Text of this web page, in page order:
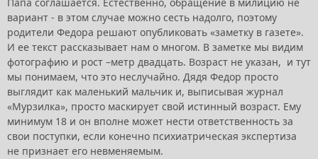
Папа соглашается. Естественно, обращение в милицию не
вариант - в этом случае можно сесть надолго, поэтому
родители Федора решают опубликовать «заметку в газете».
И ее текст рассказывает нам о многом. В заметке мы видим
фотографию и рост –метр двадцать. Возраст не указан, и тут
мы понимаем, что это неслучайно. Дядя Федор просто
выглядит как маленький мальчик и, выписывая журнал
«Мурзилка», просто маскирует свой истинный возраст. Ему
минимум 18 и он вполне может нести ответственность за
свои поступки, если конечно психиатрическая экспертиза
не признает его невменяемым.